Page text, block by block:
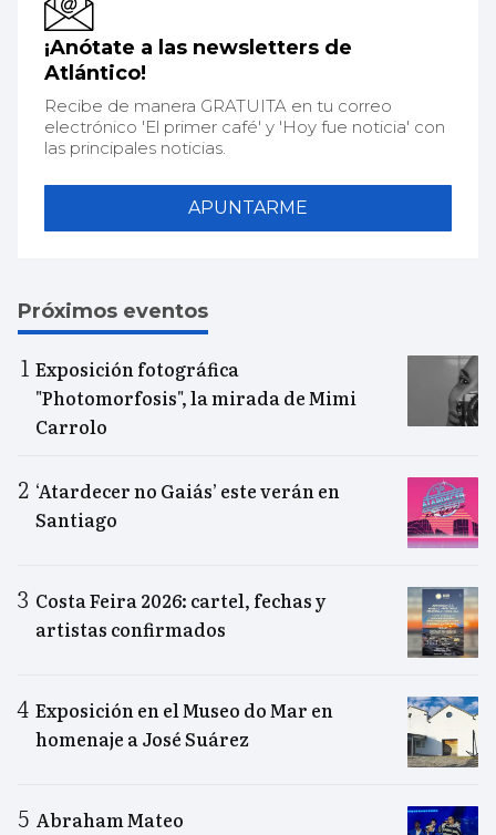
¡Anótate a las newsletters de
Atlántico!
Recibe de manera GRATUITA en tu correo
electrónico 'El primer café' y 'Hoy fue noticia' con
las principales noticias.
APUNTARME
Próximos eventos
Exposición fotográfica
"Photomorfosis", la mirada de Mimi
Carrolo
‘Atardecer no Gaiás’ este verán en
Santiago
Costa Feira 2026: cartel, fechas y
artistas confirmados
Exposición en el Museo do Mar en
homenaje a José Suárez
Abraham Mateo